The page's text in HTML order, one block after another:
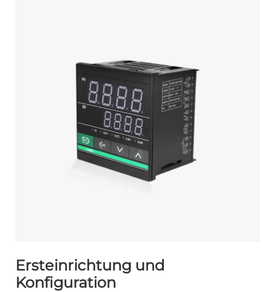
Ersteinrichtung und
Konfiguration